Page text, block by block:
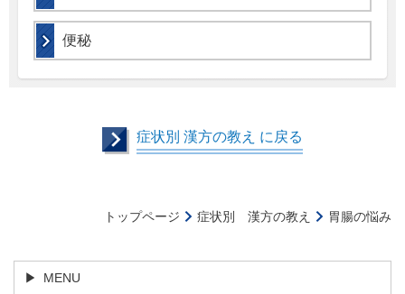
便秘
症状別 漢方の教え に戻る
トップページ 症状別 漢方の教え 胃腸の悩み
MENU